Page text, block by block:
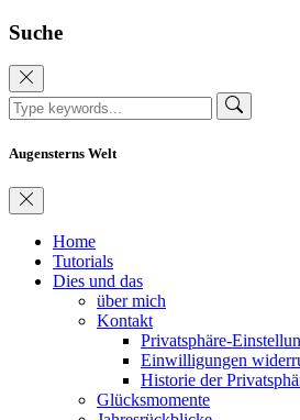
Suche
Augensterns Welt
Home
Tutorials
Dies und das
über mich
Kontakt
Privatsphäre-
Einwilligungen
Historie der
Glücksmomente